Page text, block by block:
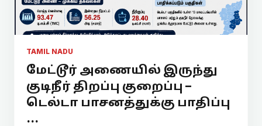
TAMIL NADU
மேட்டூர் அணையில் இருந்து
குடிநீர் திறப்பு குறைப்பு –
டெல்டா பாசனத்துக்கு பாதிப்பு
...